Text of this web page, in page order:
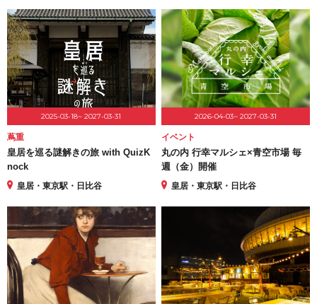
2025-03-18~ 2027-03-31
蔦重
皇居を巡る謎解きの旅 with QuizK
nock
皇居・東京駅・日比谷
2026-04-03~ 2027-03-31
イベント
丸の内 行幸マルシェ×青空市場 毎
週（金）開催
皇居・東京駅・日比谷